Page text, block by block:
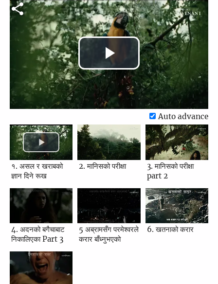
Play
Video
Auto advance
१. असल र खराबको
ज्ञान दिने रूख
2. मानिसको परीक्षा
3. मानिसको परीक्षा
part 2
4. अदनको बगैचाबाट
निकालिएका Part 3
5 अब्रामसँग परमेश्‍वरले
करार बाँध्‍नुभएको
6. खतनाको करार